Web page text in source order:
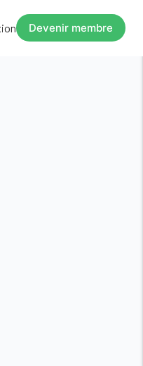
Devenir membre